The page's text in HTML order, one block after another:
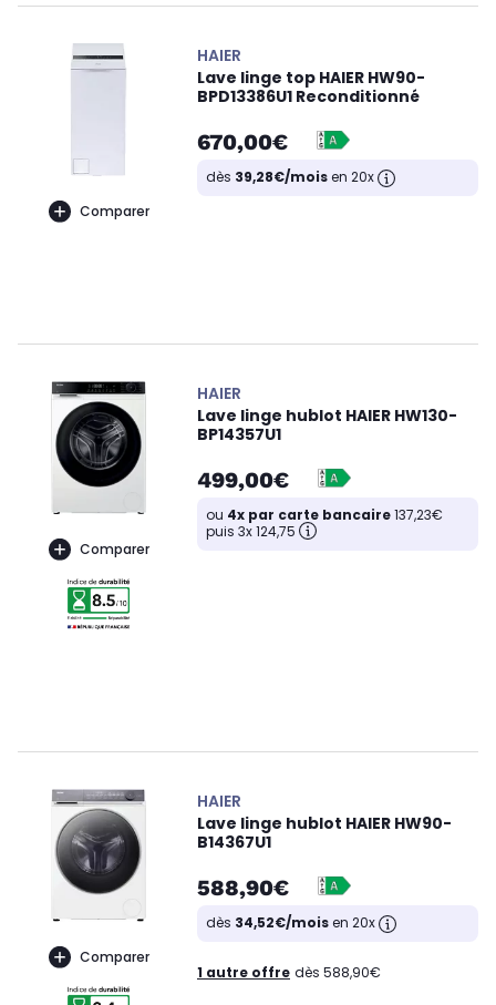
Comparer
HAIER
Lave linge top HAIER HW90-
BPD13386U1 Reconditionné
670,00€
dès 39,28€/moisen 20x
Comparer
HAIER
Lave linge hublot HAIER HW130-
BP14357U1
499,00€
ou 4x par carte bancaire137,23€
puis 3x 124,75
Comparer
HAIER
Lave linge hublot HAIER HW90-
B14367U1
588,90€
dès 34,52€/moisen 20x
1 autre offre dès 588,90€